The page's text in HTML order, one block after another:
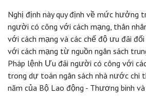
Nghị định này quy định về mức hưởng
người có công với cách mạng, thân
với cách mạng và các chế độ ưu đãi
với cách mạng từ nguồn ngân sách
Pháp lệnh Ưu đãi người có công với
trong dự toán ngân sách nhà nước chi
năm của Bộ Lao động - Thương binh và